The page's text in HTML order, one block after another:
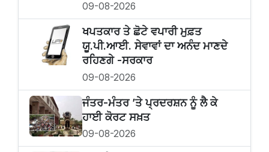
09-08-2026
ਖਪਤਕਾਰ ਤੇ ਛੋਟੇ ਵਪਾਰੀ ਮੁਫ਼ਤ
ਯੂ.ਪੀ.ਆਈ. ਸੇਵਾਵਾਂ ਦਾ ਅਨੰਦ ਮਾਣਦੇ
ਰਹਿਣਗੇ -ਸਰਕਾਰ
09-08-2026
ਜੰਤਰ-ਮੰਤਰ ’ਤੇ ਪ੍ਰਦਰਸ਼ਨ ਨੂੰ ਲੈ ਕੇ
ਹਾਈ ਕੋਰਟ ਸਖ਼ਤ
09-08-2026